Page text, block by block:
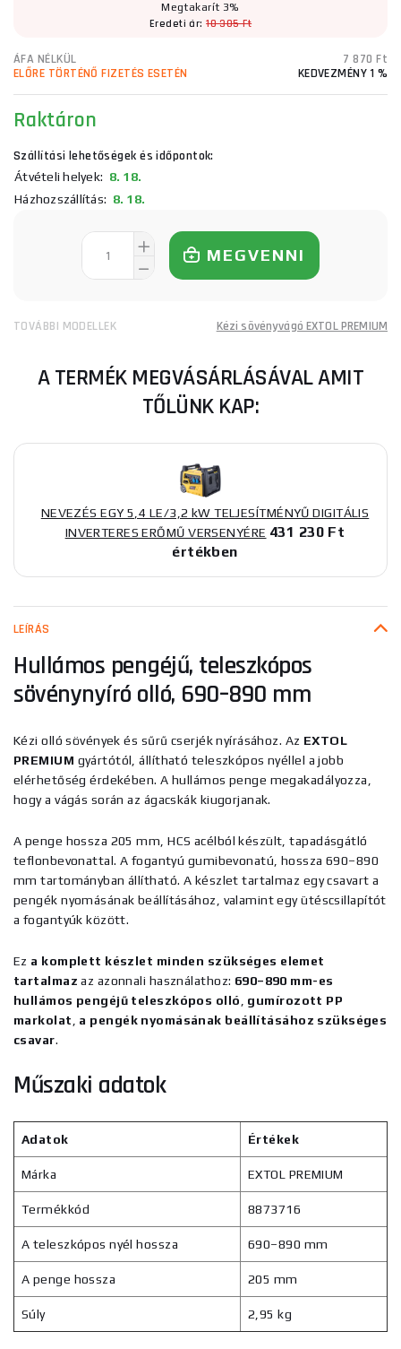
Megtakarít 3%
Eredeti ár:10 305 Ft
ÁFA NÉLKÜL
7 870 Ft
ELŐRE TÖRTÉNŐ FIZETÉS ESETÉN
KEDVEZMÉNY 1 %
Raktáron
Szállítási lehetőségek és időpontok:
Átvételi helyek: 8. 18.
Házhozszállítás: 8. 18.
MEGVENNI
TOVÁBBI MODELLEK Kézi sövényvágó EXTOL PREMIUM
A TERMÉK MEGVÁSÁRLÁSÁVAL AMIT
TŐLÜNK KAP:
NEVEZÉS EGY 5,4 LE/3,2 kW TELJESÍTMÉNYŰ DIGITÁLIS
INVERTERES ERŐMŰ VERSENYÉRE 431 230 Ft
értékben
LEÍRÁS
Hullámos pengéjű, teleszkópos
sövénynyíró olló, 690–890 mm
Kézi olló sövények és sűrű cserjék nyírásához. Az EXTOL
PREMIUM gyártótól, állítható teleszkópos nyéllel a jobb
elérhetőség érdekében. A hullámos penge megakadályozza,
hogy a vágás során az ágacskák kiugorjanak.
A penge hossza 205 mm, HCS acélból készült, tapadásgátló
teflonbevonattal. A fogantyú gumibevonatú, hossza 690–890
mm tartományban állítható. A készlet tartalmaz egy csavart a
pengék nyomásának beállításához, valamint egy ütéscsillapítót
a fogantyúk között.
Ez a komplett készlet minden szükséges elemet
tartalmaz az azonnali használathoz: 690–890 mm-es
hullámos pengéjű teleszkópos olló
gumírozott PP
markolat
a pengék nyomásának beállításához szükséges
csavar.
Műszaki adatok
Adatok Értékek
Márka EXTOL PREMIUM
Termékkód 8873716
A teleszkópos nyél hossza 690–890 mm
A penge hossza 205 mm
Súly 2,95 kg